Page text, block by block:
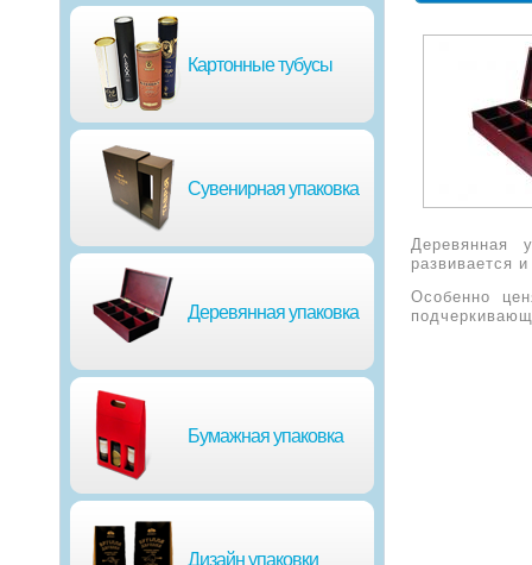
Картонные тубусы
Сувенирная упаковка
Деревянная упаковка
Бумажная упаковка
Дизайн упаковки
Деревянная
развивается
Особенно